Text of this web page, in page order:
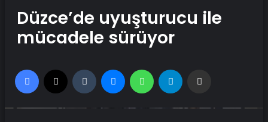
Düzce’de uyuşturucu ile
mücadele sürüyor
Facebook Tumblr MessengerWhatsApp